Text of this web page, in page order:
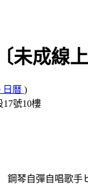
未成線
日曆 )
17號10樓
鋼琴自彈自唱歌手